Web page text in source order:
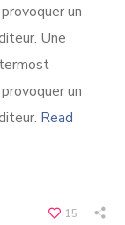
un
Une
un
Read
15